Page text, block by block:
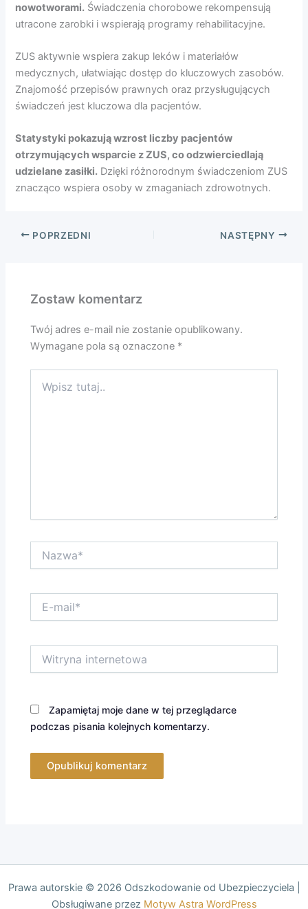
nowotworami. Świadczenia chorobowe rekompensują
utracone zarobki i wspierają programy rehabilitacyjne.
ZUS aktywnie wspiera zakup leków i materiałów
medycznych, ułatwiając dostęp do kluczowych zasobów.
Znajomość przepisów prawnych oraz przysługujących
świadczeń jest kluczowa dla pacjentów.
Statystyki pokazują wzrost liczby pacjentów
otrzymujących wsparcie z ZUS, co odzwierciedlają
udzielane zasiłki. Dzięki różnorodnym świadczeniom ZUS
znacząco wspiera osoby w zmaganiach zdrowotnych.
POPRZEDNI NASTĘPNY
Zostaw komentarz
Twój adres e-mail nie zostanie opublikowany.
Wymagane pola są oznaczone *
tutaj..
mail*
internetowa
Zapamiętaj moje dane w tej przeglądarce
podczas pisania kolejnych komentarzy.
Prawa autorskie © 2026 Odszkodowanie od Ubezpieczyciela |
Obsługiwane przez Motyw Astra WordPress